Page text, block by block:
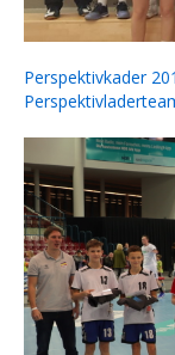
Perspektivkader